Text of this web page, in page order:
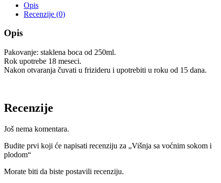
Opis
Recenzije (0)
Opis
Pakovanje: staklena boca od 250ml.
Rok upotrebe 18 meseci.
Nakon otvaranja čuvati u frizideru i upotrebiti u roku od 15 dana.
Recenzije
Još nema komentara.
Budite prvi koji će napisati recenziju za „Višnja sa voćnim sokom i
plodom“
Morate biti da biste postavili recenziju.